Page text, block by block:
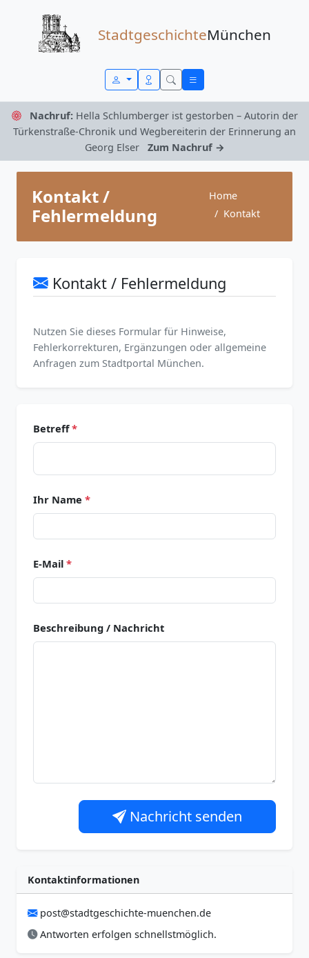
StadtgeschichteMünchen
Nachruf: Hella Schlumberger ist gestorben – Autorin der
Türkenstraße-Chronik und Wegbereiterin der Erinnerung an
Georg Elser
Zum Nachruf →
Kontakt /
Fehlermeldung
Home
Kontakt
Kontakt / Fehlermeldung
Nutzen Sie dieses Formular für Hinweise,
Fehlerkorrekturen, Ergänzungen oder allgemeine
Anfragen zum Stadtportal München.
Betreff*
Ihr Name *
E-Mail *
Beschreibung / Nachricht
Nachricht senden
Kontaktinformationen
post@stadtgeschichte-muenchen.de
Antworten erfolgen schnellstmöglich.